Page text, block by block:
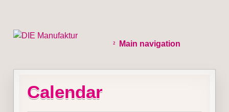
Main navigation
Calendar